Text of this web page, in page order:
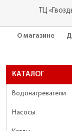
ТЦ
О магазине
КАТАЛОГ
Водонагреватели
Насосы